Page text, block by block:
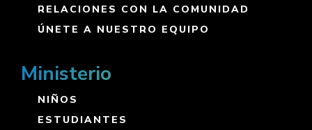
RELACIONES CON LA COMUNIDAD
ÚNETE A NUESTRO EQUIPO
Ministerio
NIÑOS
ESTUDIANTES